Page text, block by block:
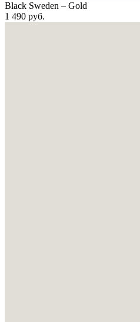
Black Sweden – Gold
1 490 руб.